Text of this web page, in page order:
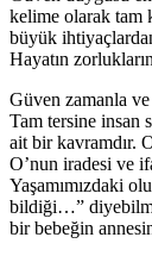
kelime olarak tam
büyük
Hayatın
Güven zamanla
Tam tersine insan
ait bir kavramdır.
O’nun iradesi ve
Yaşamımızdaki
bildiği…”
bir bebeğin